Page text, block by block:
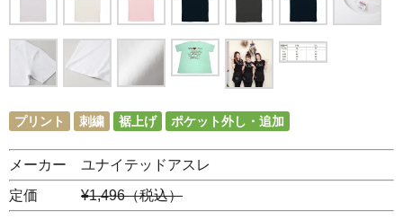
プリント 刺繍 裾上げ ポケット外し・追加
メーカー ユナイテッドアスレ
定価 ¥1,496（税込）